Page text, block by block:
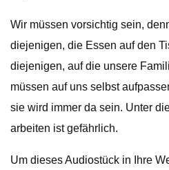
Wir müssen vorsichtig sein,
diejenigen, die Essen auf den
diejenigen, auf die unsere
müssen auf uns selbst
sie wird immer da sein. Unter
arbeiten ist gefährlich.
Um dieses Audiostück in Ihre